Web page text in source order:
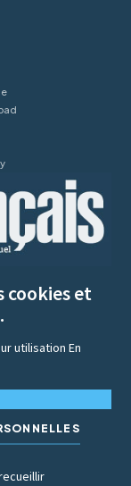
cookies et
utilisationEn